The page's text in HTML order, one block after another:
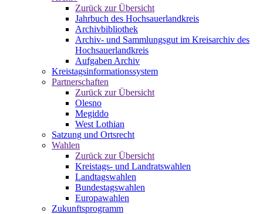
Zurück zur Übersicht
Jahrbuch des Hochsauerlandkreis
Archivbibliothek
Archiv- und Sammlungsgut im Kreisarchiv des
Hochsauerlandkreis
Aufgaben Archiv
Kreistagsinformationssystem
Partnerschaften
Zurück zur Übersicht
Olesno
Megiddo
West Lothian
Satzung und Ortsrecht
Wahlen
Zurück zur Übersicht
Kreistags- und Landratswahlen
Landtagswahlen
Bundestagswahlen
Europawahlen
Zukunftsprogramm